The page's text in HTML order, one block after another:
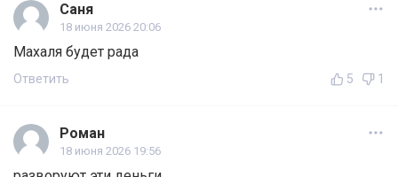
Саня
18 июня 2026 20:06
Махаля будет рада
Ответить 5 1
Роман
18 июня 2026 19:56